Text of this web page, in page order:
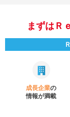
まずはＲ
成長企業の
情報が満載